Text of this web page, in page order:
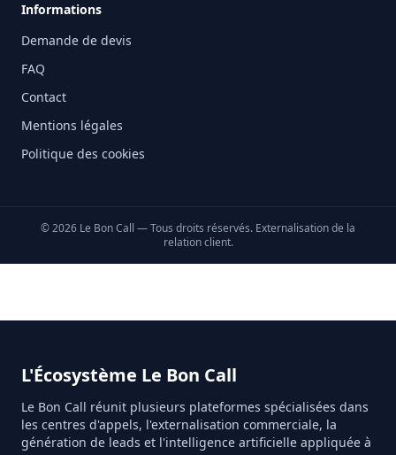
Informations
Demande de devis
FAQ
Contact
Mentions légales
Politique des cookies
©2026 Le Bon Call — Tous droits réservés. Externalisation de la
relation client.
L'Écosystème Le Bon Call
Le Bon Call réunit plusieurs plateformes spécialisées dans
les centres d'appels, l'externalisation commerciale, la
génération de leads et l'intelligence artificielle appliquée à